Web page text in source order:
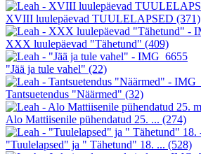
XVIII luulepäevad TUULELAPSED (371)
XXX luulepäevad "Tähetund" (409)
"Jää ja tule vahel" (22)
Tantsuetendus "Näärmed" (32)
Alo Mattiisenile pühendatud 25. ... (274)
"Tuulelapsed" ja " Tähetund" 18. ... (528)